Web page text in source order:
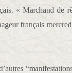
« Marchand de
français